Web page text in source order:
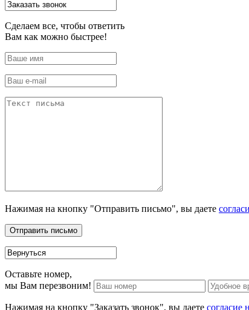
Сделаем все, чтобы ответить
Вам как можно быстрее!
Нажимая на кнопку "Отправить письмо", вы даете
Оставьте номер,
мы Вам перезвоним!
Нажимая на кнопку "Заказать звонок", вы даете согласие